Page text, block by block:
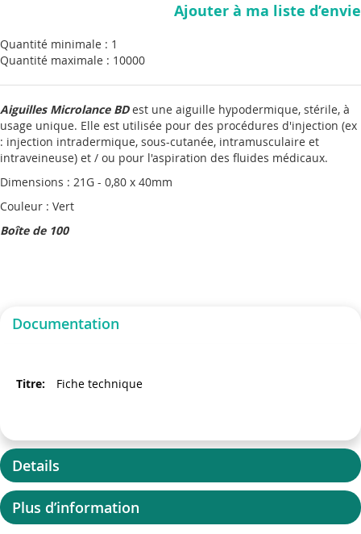
Ajouter à ma liste d’envie
Quantité minimale : 1
Quantité maximale : 10000
Aiguilles Microlance BDest une aiguille hypodermique, stérile, à
usage unique. Elle est utilisée pour des procédures d'injection (ex
: injection intradermique, sous-cutanée, intramusculaire et
intraveineuse) et / ou pour l'aspiration des fluides médicaux.
Dimensions : 21G - 0,80 x 40mm
Couleur : Vert
Boîte de 100
Documentation
Fiche technique
Details
Plus d’information